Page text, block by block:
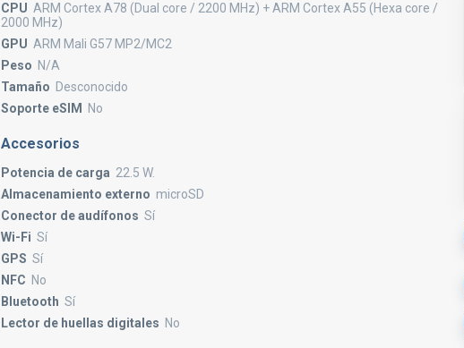
CPU ARM Cortex A78 (Dual core / 2200 MHz) + ARM Cortex A55 (Hexa core /
2000 MHz)
GPU ARM Mali G57 MP2/MC2
Peso N/A
Tamaño Desconocido
Soporte eSIM
No
Accesorios
Potencia de carga 22.5 W.
Almacenamiento externo microSD
Conector de audífonos Sí
Wi-Fi Sí
GPS Sí
NFC No
Bluetooth Sí
Lector de huellas digitales No